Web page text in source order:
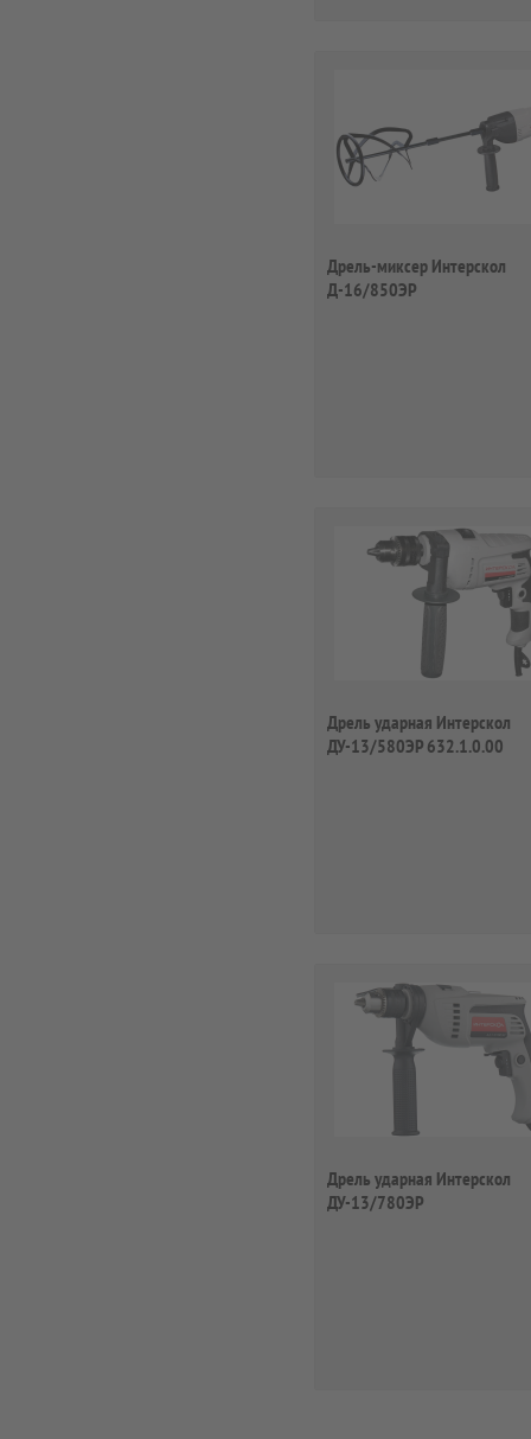
Дрель-миксер Интерскол
Д-16/850ЭР
Дрель ударная Интерскол
ДУ-13/580ЭР 632.1.0.00
Дрель ударная Интерскол
ДУ-13/780ЭР